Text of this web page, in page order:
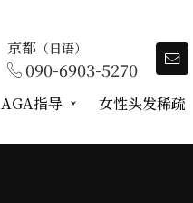
京都 （日语）
090-6903-5270
AGA指导 女性头发稀疏